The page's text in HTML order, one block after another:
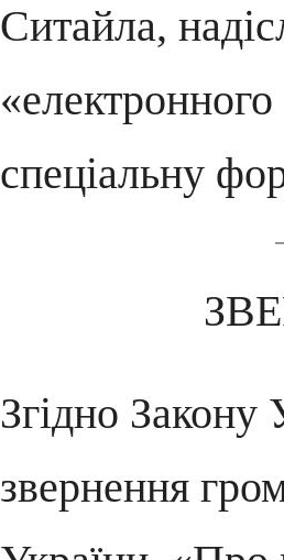
Ситайла,
спеціальну
Згідно
звернення